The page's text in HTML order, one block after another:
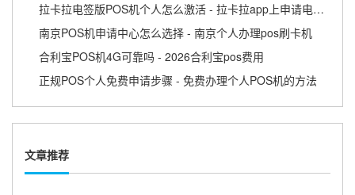
拉卡拉电签版POS机个人怎么激活 - 拉卡拉app上申请电签pos需要收费吗
南京POS机申请中心怎么选择 - 南京个人办理pos刷卡机
合利宝POS机4G可靠吗 - 2026合利宝pos费用
正规POS个人免费申请步骤 - 免费办理个人POS机的方法
文章推荐